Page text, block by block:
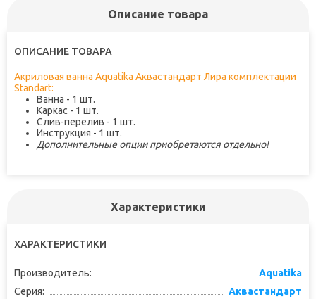
Описание товара
ОПИСАНИЕ ТОВАРА
Акриловая ванна Aquatika Аквастандарт Лира комплектации
Standart:
Ванна - 1 шт.
Каркас - 1 шт.
Слив-перелив - 1 шт.
Инструкция - 1 шт.
Дополнительные опции приобретаются отдельно!
Характеристики
ХАРАКТЕРИСТИКИ
Производитель:
Aquatika
Серия:
Аквастандарт